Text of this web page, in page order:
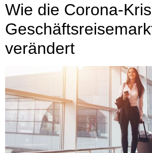
Wie die Corona-
verändert